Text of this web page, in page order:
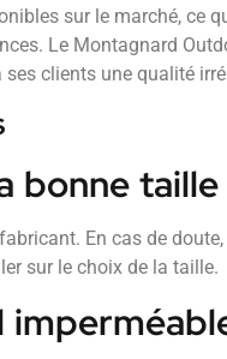
sur le marché, ce
Le Montagnard
clients une qualité
bonne taille
En cas de
sur le choix de la taille.